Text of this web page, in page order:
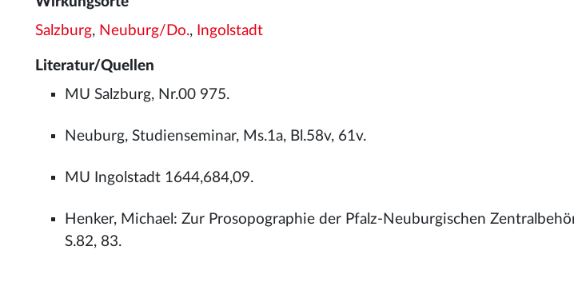
Salzburg, Neuburg/Do., Ingolstadt
Literatur/Quellen
MU Salzburg, Nr.00 975.
Neuburg, Studienseminar, Ms.1a, Bl.58v, 61v.
MU Ingolstadt 1644,684,09.
Henker, Michael: Zur Prosopographie der Pfalz-Neuburgischen
S.82, 83.